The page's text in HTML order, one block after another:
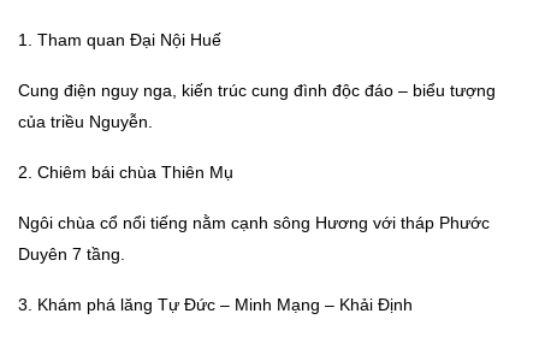
1. Tham quan Đại Nội Huế
Cung điện nguy nga, kiến trúc cung đình độc đáo – biểu tượng
của triều Nguyễn.
2. Chiêm bái chùa Thiên Mụ
Ngôi chùa cổ nổi tiếng nằm cạnh sông Hương với tháp Phước
Duyên 7 tầng.
3. Khám phá lăng Tự Đức – Minh Mạng – Khải Định